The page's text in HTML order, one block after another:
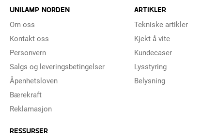
UNILAMP NORDEN
Om oss
Kontakt oss
Personvern
Salgs og leveringsbetingelser
Åpenhetsloven
Bærekraft
Reklamasjon
ARTIKLER
Tekniske artikler
Kjekt å vite
Kundecaser
Lysstyring
Belysning
RESSURSER